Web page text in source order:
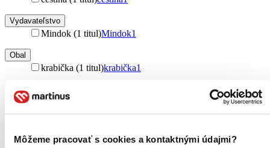
Môžeme pracovať s cookies a kontaktnými údajmi?
Vydavateľstvo
Mindok (1 titul)Mindok1
Obal
krabička (1 titul)krabička1
Zúžiť výber
Zoradiť